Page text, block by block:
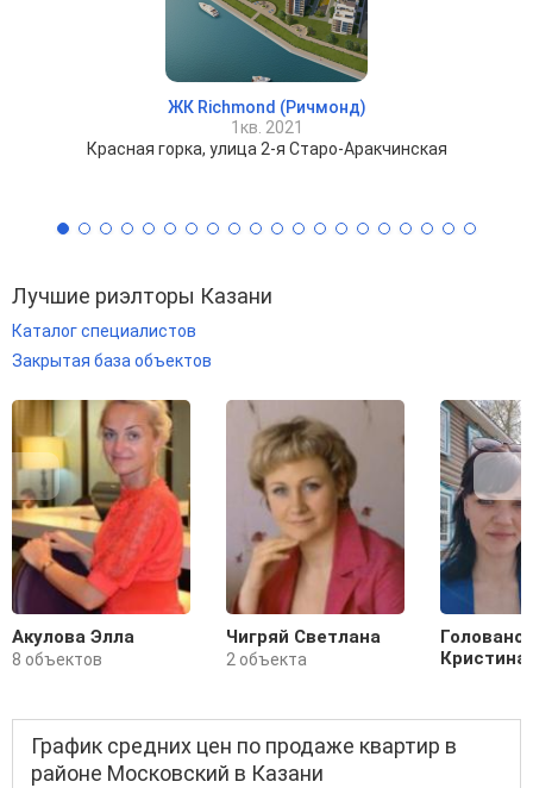
ЖК Richmond (Ричмонд)
1кв. 2021
Красная горка, улица 2-я Старо-Аракчинская
Лучшие риэлторы Казани
Каталог специалистов
Закрытая база объектов
Акулова Элла
8 объектов
Чигряй Светлана
2 объекта
Кристина
График средних цен по продаже квартир в
районе Московский в Казани